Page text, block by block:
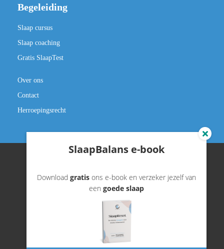
Begeleiding
Slaap cursus
Slaap coaching
Gratis SlaapTest
Over ons
Contact
Herroepingsrecht
©️ slaapbalans.nl
SlaapBalans e-book
Download gratis ons e-book en verzeker jezelf van
een goede slaap